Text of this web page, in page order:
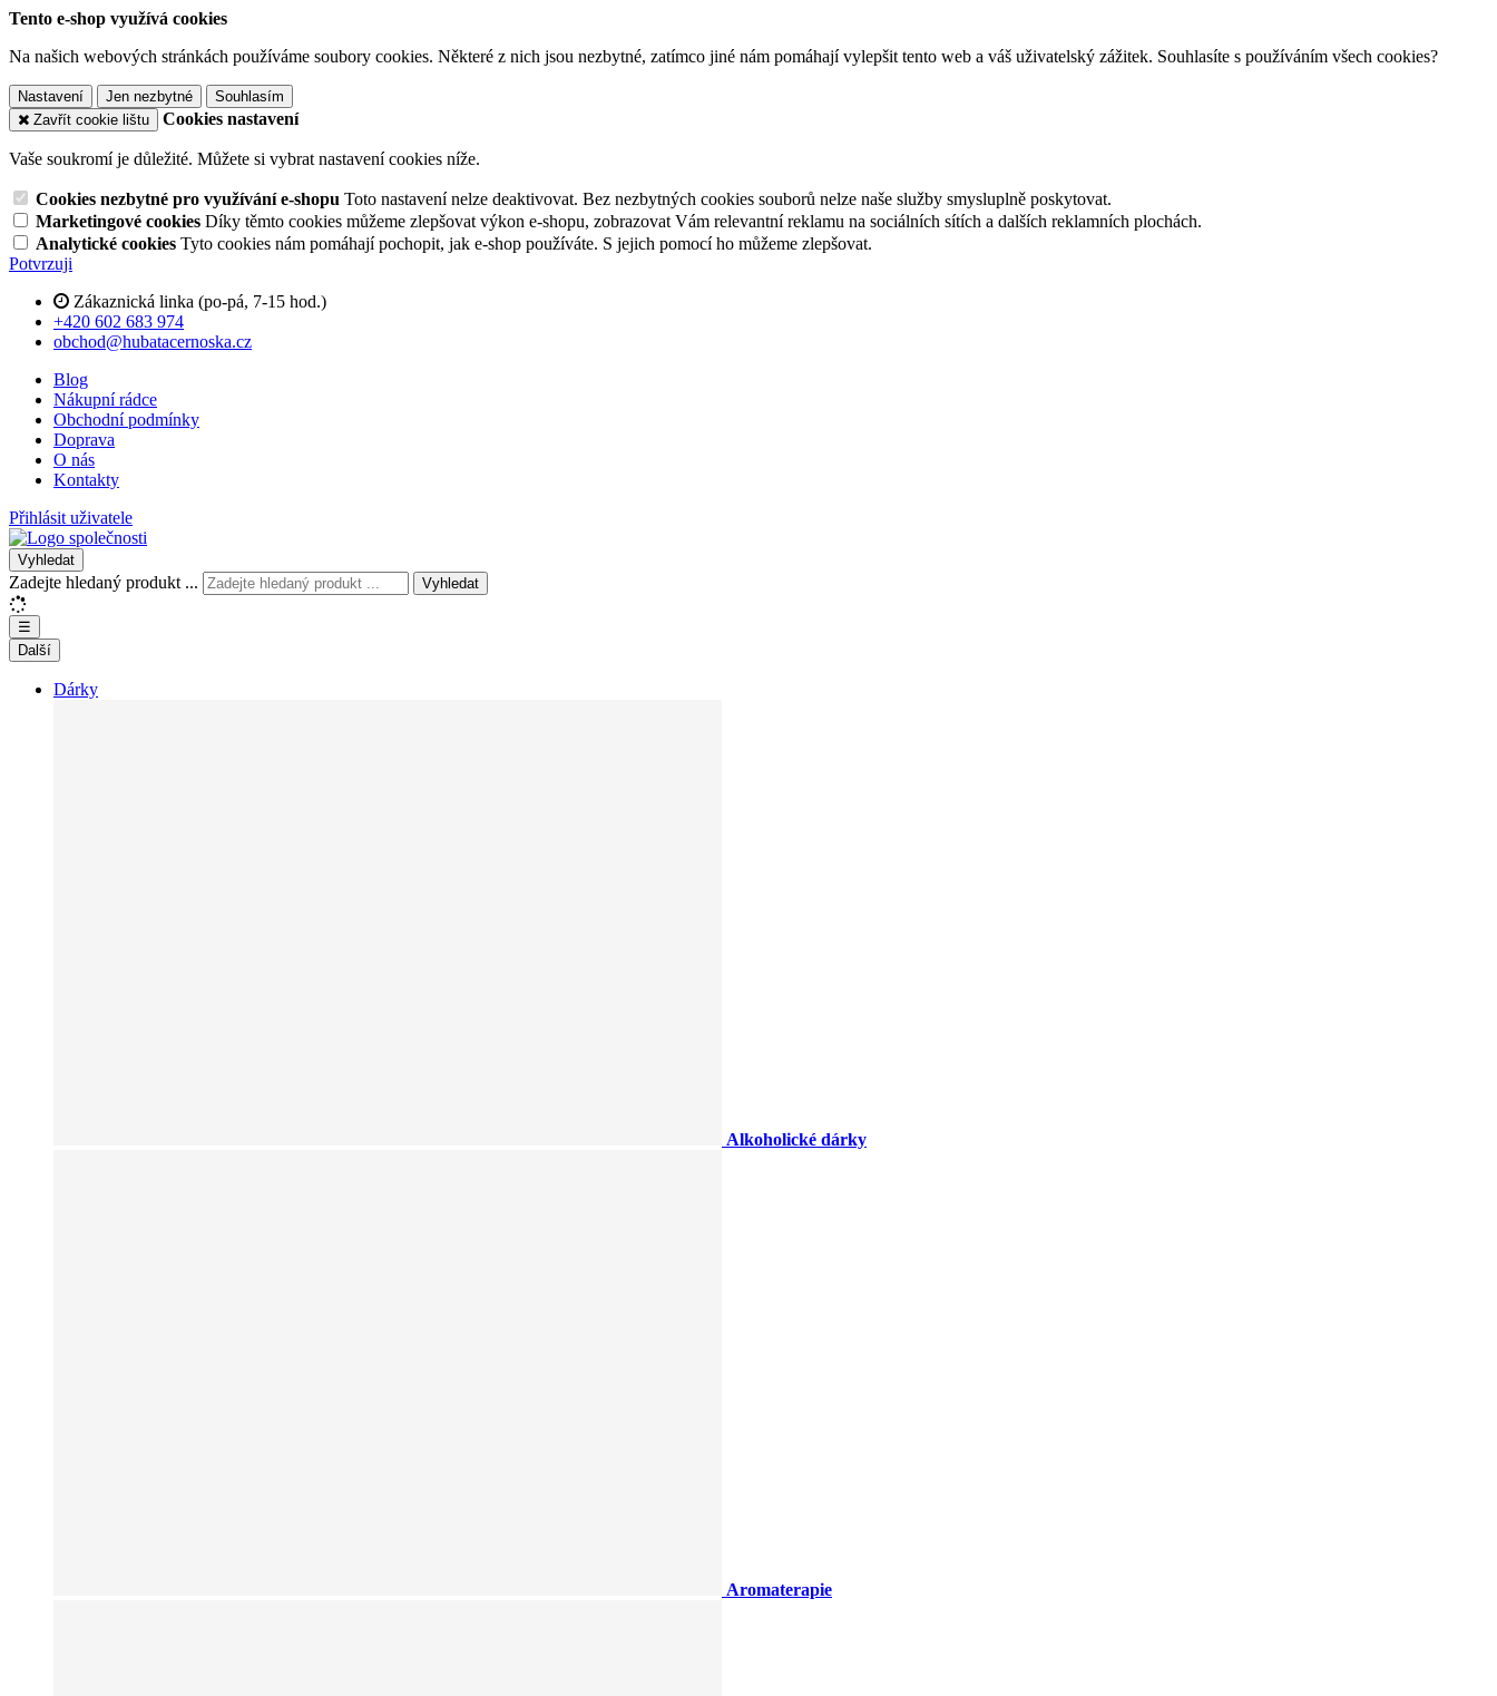
Tento e-shop využívá cookies
Na našich webových stránkách používáme soubory cookies. Některé z nich jsou nezbytné, zatímco jiné nám pomáhají vylepšit tento web a váš uživatelský zážitek. Souhlasíte s používáním všech cookies?
Nastavení Jen nezbytné
Souhlasím
Zavřít cookie lištu
Cookies nastavení
Vaše soukromí je důležité. Můžete si vybrat nastavení cookies níže.
Cookies nezbytné pro využívání e-shopu Toto nastavení nelze deaktivovat. Bez nezbytných cookies souborů nelze naše služby smysluplně poskytovat.
Marketingové cookies Díky těmto cookies můžeme zlepšovat výkon e-shopu, zobrazovat Vám relevantní reklamu na sociálních sítích a dalších reklamních plochách.
Analytické cookies Tyto cookies nám pomáhají pochopit, jak e-shop používáte. S jejich pomocí ho můžeme zlepšovat.
Potvrzuji
Zákaznická linka (po-pá, 7-15 hod.)
+420 602 683 974
obchod@hubatacernoska.cz
Blog
Nákupní rádce
Obchodní podmínky
Doprava
O nás
Kontakty
Přihlásit uživatele
Vyhledat
Zadejte hledaný produkt ... Vyhledat
☰
Další
Dárky
Alkoholické dárky
Aromaterapie